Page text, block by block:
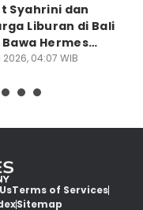
Syahrini dan
Liburan di Bali
Bawa Hermes
04:07 WIB
Terms of Services
Sitemap